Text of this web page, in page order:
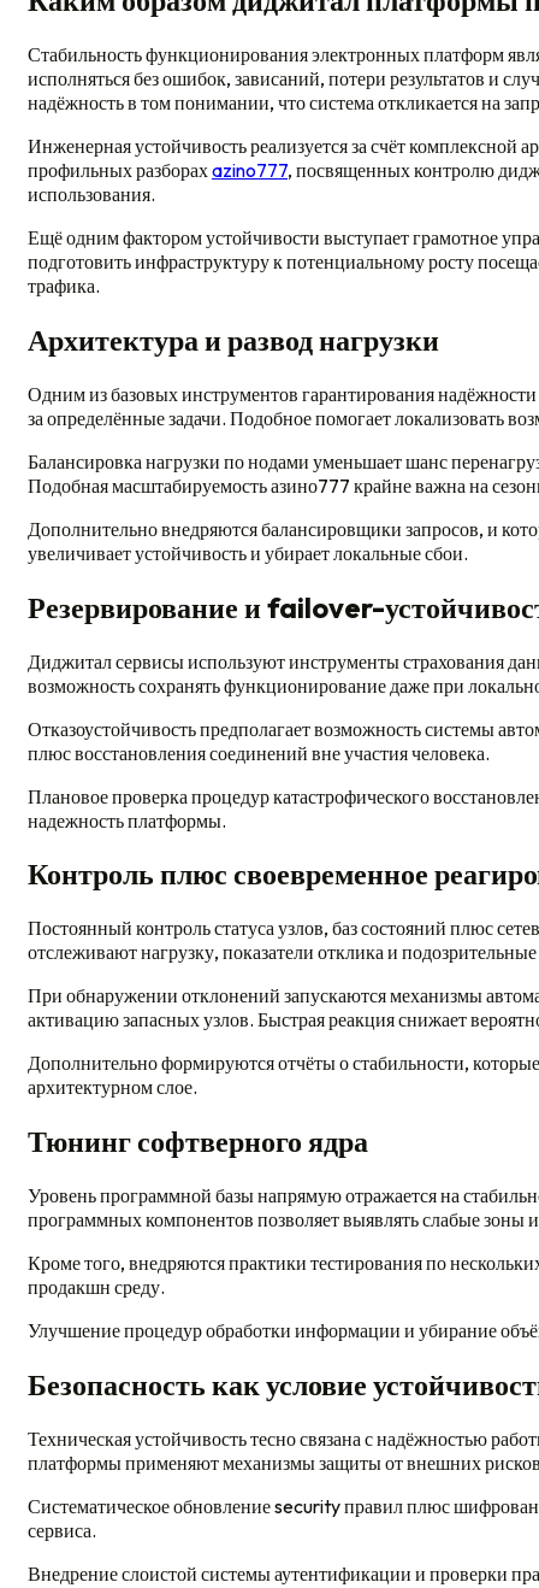
Стабильность функционирования электронных платформ
исполняться без ошибок, зависаний, потери результатов и
надёжность в том понимании, что система откликается на
Инженерная устойчивость реализуется за счёт
профильных разборахazino777, посвященных контролю
использования.
Ещё одним фактором устойчивости выступает грамотное
подготовить инфраструктуру к потенциальному росту
трафика.
Архитектура и развод нагрузки
Одним из базовых инструментов гарантирования
за определённые задачи. Подобное помогает локализовать
Балансировка нагрузки по нодами уменьшает шанс
Подобная масштабируемость азино777 крайне важна на
Дополнительно внедряются балансировщики запросов, и
увеличивает устойчивость и убирает локальные сбои.
Резервирование и failover-
Диджитал сервисы используют инструменты страхования
возможность сохранять функционирование даже при
Отказоустойчивость предполагает возможность системы
плюс восстановления соединений вне участия человека.
Плановое проверка процедур катастрофического
надежность платформы.
Контроль плюс своевременное
Постоянный контроль статуса узлов, баз состояний плюс
отслеживают нагрузку, показатели отклика и
При обнаружении отклонений запускаются механизмы
активацию запасных узлов. Быстрая реакция снижает
Дополнительно формируются отчёты о стабильности,
архитектурном слое.
Тюнинг софтверного ядра
Уровень программной базы напрямую отражается на
программных компонентов позволяет выявлять слабые зоны
Кроме того, внедряются практики тестирования по
продакшн среду.
Улучшение процедур обработки информации и убирание
Безопасность как условие
Техническая устойчивость тесно связана с надёжностью
платформы применяют механизмы защиты от внешних рисков
Систематическое обновление security правил плюс
сервиса.
Внедрение слоистой системы аутентификации и проверки